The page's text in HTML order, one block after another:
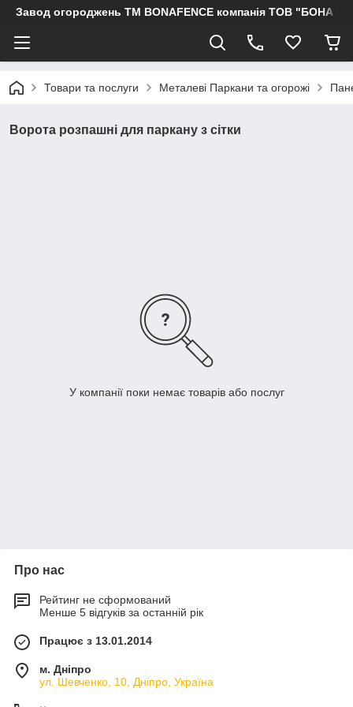
Завод огороджень ТМ BONAFENCE компанія ТОВ "БОНА
Товари та послуги Металеві Паркани та огорожі
Ворота розпашні для паркану з сітки
У компанії поки немає товарів або послуг
Про нас
Рейтинг не сформований
Менше 5 відгуків за останній рік
Працює з 13.01.2014
м. Дніпро
ул. Шевченко, 10, Дніпро, Україна